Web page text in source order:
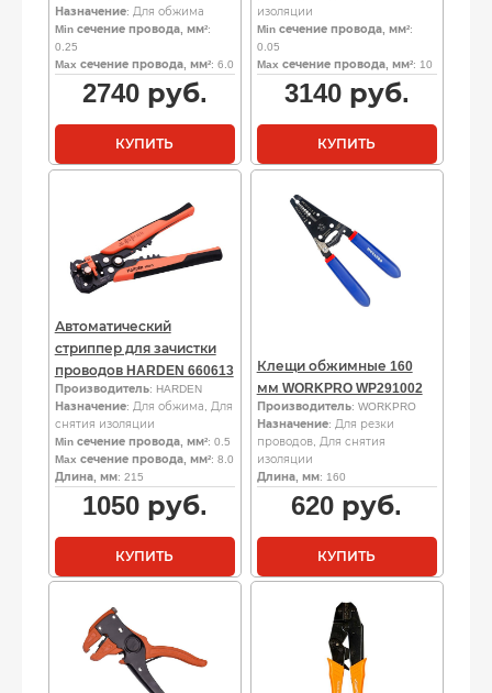
Назначение: Для обжима
Min сечение провода, мм²:
0.25
Max сечение провода, мм²: 6.0
2740руб.
КУПИТЬ
изоляции
Min сечение провода, мм²:
0.05
Max сечение провода, мм²: 10
3140руб.
КУПИТЬ
Автоматический
стриппер для зачистки
проводов HARDEN 660613
Производитель: HARDEN
Назначение: Для обжима, Для
снятия изоляции
Min сечение провода, мм²: 0.5
Max сечение провода, мм²: 8.0
Длина, мм: 215
1050руб.
КУПИТЬ
Клещи обжимные 160
мм WORKPRO WP291002
Производитель: WORKPRO
Назначение: Для резки
проводов, Для снятия
изоляции
Длина, мм: 160
620 руб.
КУПИТЬ